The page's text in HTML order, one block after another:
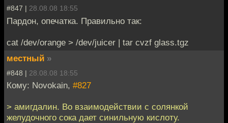
#847 | 28.08.08 18:55
Пардон, опечатка. Правильно так:
cat /dev/orange > /dev/juicer | tar cvzf glass.tgz
местный »
#848 | 28.08.08 18:55
Кому: Novokain, #827
> амигдалин. Во взаимодействии с солянкой
желудочного сока дает синильную кислоту.